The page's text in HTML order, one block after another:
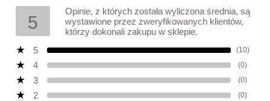
5
Opinie, z których została wyliczona średnia, są
wystawione przez zweryfikowanych klientów,
którzy dokonali zakupu w sklepie.
5
(10)
4 (0)
3 (0)
2 (0)